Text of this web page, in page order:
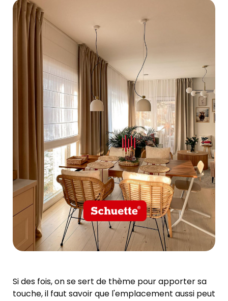
Si des fois, on se sert de thème pour apporter sa
touche, il faut savoir que l'emplacement aussi peut